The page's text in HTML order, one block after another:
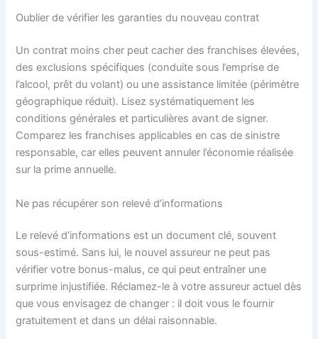
Oublier de vérifier les garanties du nouveau contrat
Un contrat moins cher peut cacher des franchises élevées,
des exclusions spécifiques (conduite sous l’emprise de
l’alcool, prêt du volant) ou une assistance limitée (périmètre
géographique réduit). Lisez systématiquement les
conditions générales et particulières avant de signer.
Comparez les franchises applicables en cas de sinistre
responsable, car elles peuvent annuler l’économie réalisée
sur la prime annuelle.
Ne pas récupérer son relevé d’informations
Le relevé d’informations est un document clé, souvent
sous-estimé. Sans lui, le nouvel assureur ne peut pas
vérifier votre bonus-malus, ce qui peut entraîner une
surprime injustifiée. Réclamez-le à votre assureur actuel dès
que vous envisagez de changer : il doit vous le fournir
gratuitement et dans un délai raisonnable.